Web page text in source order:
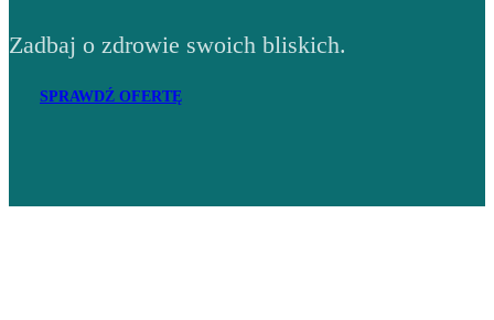
Zadbaj o zdrowie swoich bliskich.
SPRAWDŹ OFERTĘ